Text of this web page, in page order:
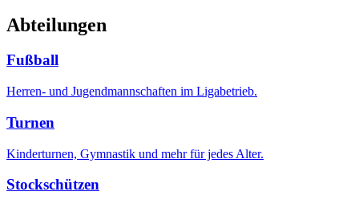
Abteilungen
Fußball
Herren- und Jugendmannschaften im Ligabetrieb.
Turnen
Kinderturnen, Gymnastik und mehr für jedes Alter.
Stockschützen